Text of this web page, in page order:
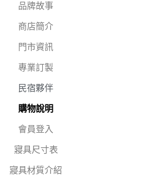
品牌故事
商店簡介
門市資訊
專業訂製
民宿夥伴
購物說明
會員登入
寢具尺寸表
寢具材質介紹